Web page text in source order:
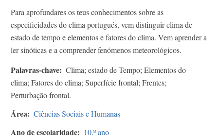
Para aprofundares os teus conhecimentos sobre as
especificidades do clima portugués, vem distinguir clima de
estado de tempo e elementos e fatores do clima. Vem aprender a
ler sinóticas e a comprender fenómenos meteorológicos.
Palavras-chave
Clima; estado de Tempo; Elementos do
clima; Fatores do clima; Superfície frontal; Frentes;
Perturbação frontal.
Área Ciências Sociais e Humanas
Ano de escolaridade 10.º ano